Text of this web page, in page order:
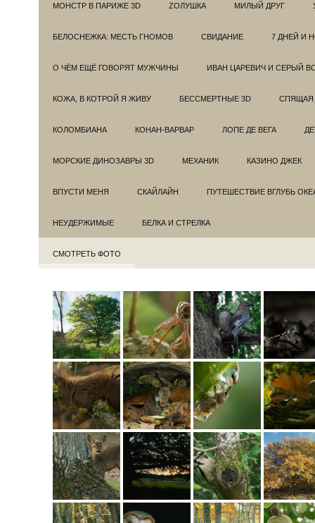
МОНСТР В ПАРИЖЕ 3D ZОЛУШКА МИЛЫЙ ДРУГ
БЕЛОСНЕЖКА: МЕСТЬ ГНОМОВ СВИДАНИЕ 7 ДНЕЙ И
О ЧЁМ ЕЩЁ ГОВОРЯТ МУЖЧИНЫ ИВАН ЦАРЕВИЧ И СЕРЫЙ
КОЖА, В КОТРОЙ Я ЖИВУ БЕССМЕРТНЫЕ 3D СПЯЩАЯ
КОЛОМБИАНА КОНАН-ВАРВАР ЛОПЕ ДЕ ВЕГА
МОРСКИЕ ДИНОЗАВРЫ 3D МЕХАНИК КАЗИНО ДЖЕК
ВПУСТИ МЕНЯ СКАЙЛАЙН ПУТЕШЕСТВИЕ ВГЛУБЬ
НЕУДЕРЖИМЫЕ БЕЛКА И СТРЕЛКА
СМОТРЕТЬ ФОТО